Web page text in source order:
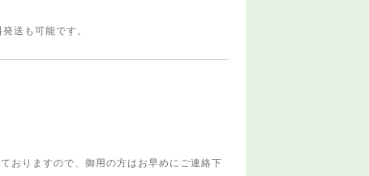
送も可能です。
おりますので、御用の方はお早めにご連絡下